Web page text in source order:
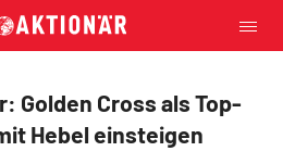
Golden Cross als Top-
Hebel einsteigen